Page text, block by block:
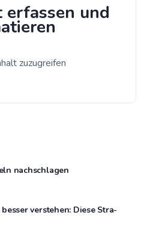
und
zuzugreifen
nachschlagen
ver­ste­hen: Die­se Stra­